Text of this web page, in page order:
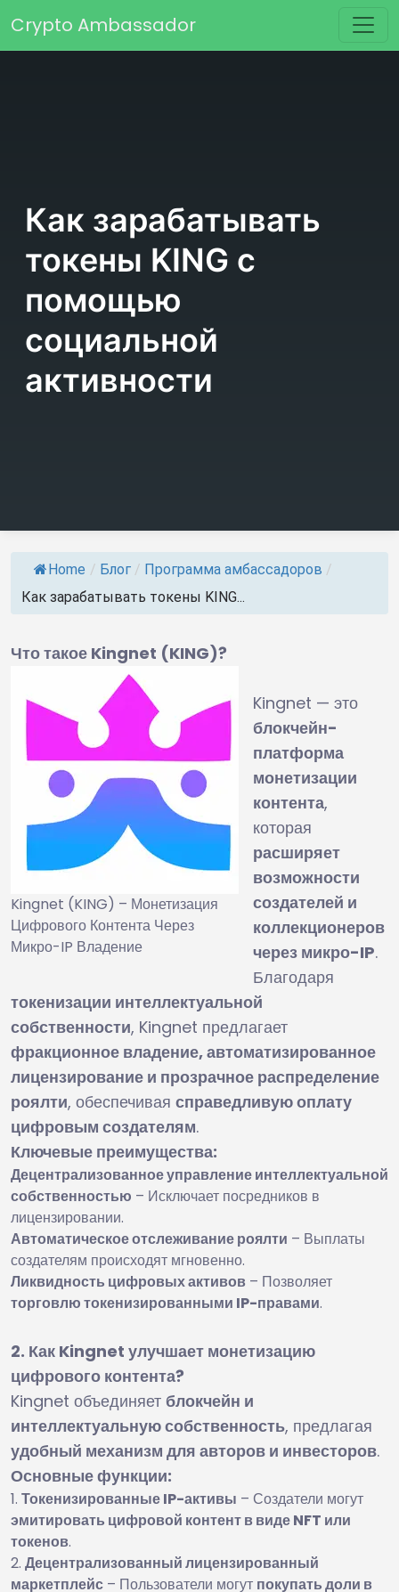
Основная навигация
Crypto Ambassador
Как зарабатывать
токены KING с
помощью
социальной
активности
Home / Блог / Программа амбассадоров /
Как зарабатывать токены KING...
Что такое Kingnet (KING)?
Kingnet (KING) – Монетизация
Цифрового Контента Через
Микро-IP Владение
Kingnet — это
блокчейн-
платформа
монетизации
контента,
которая
расширяет
возможности
создателей и
коллекционеров
через микро-IP.
Благодаря
токенизации интеллектуальной
собственности, Kingnet предлагает
фракционное владение, автоматизированное
лицензирование и прозрачное распределение
роялти, обеспечивая справедливую оплату
цифровым создателям.
Ключевые преимущества:
Децентрализованное управление интеллектуальной
собственностью – Исключает посредников в
лицензировании.
Автоматическое отслеживание роялти – Выплаты
создателям происходят мгновенно.
Ликвидность цифровых активов – Позволяет
торговлю токенизированными IP-правами.
2. Как Kingnet улучшает монетизацию
цифрового контента?
Kingnet объединяет блокчейн и
интеллектуальную собственность, предлагая
удобный механизм для авторов и инвесторов.
Основные функции:
Токенизированные IP-активы – Создатели могут
эмитировать цифровой контент в виде NFT или
токенов.
Децентрализованный лицензированный
маркетплейс – Пользователи могут покупать доли в